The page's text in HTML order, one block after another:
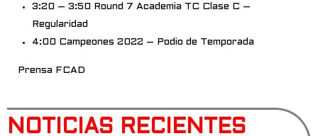
3:20 – 3:50 Round 7 Academia TC Clase C –
Regularidad
4:00 Campeones 2022 – Podio de Temporada
Prensa FCAD
NOTICIAS RECIENTES